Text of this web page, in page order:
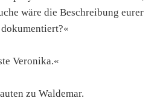
wäre die Beschreibung eurer
Veronika.«
zu Waldemar.